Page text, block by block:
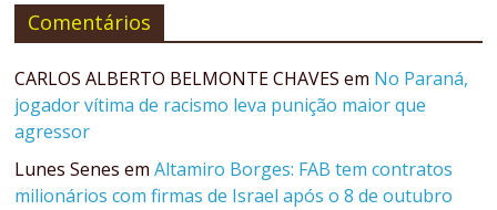
Comentários
CARLOS ALBERTO BELMONTE CHAVES em No Paraná,
jogador vítima de racismo leva punição maior que
agressor
Lunes Senes emAltamiro Borges: FAB tem contratos
milionários com firmas de Israel após o 8 de outubro